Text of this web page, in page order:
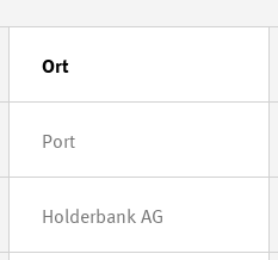
Ort
Port
Holderbank AG